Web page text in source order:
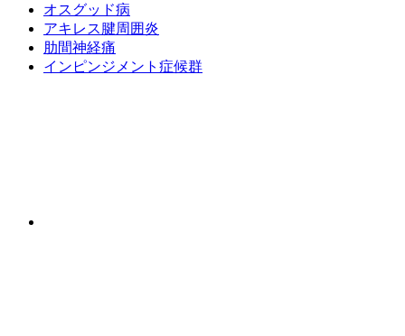
オスグッド病
アキレス腱周囲炎
肋間神経痛
インピンジメント症候群